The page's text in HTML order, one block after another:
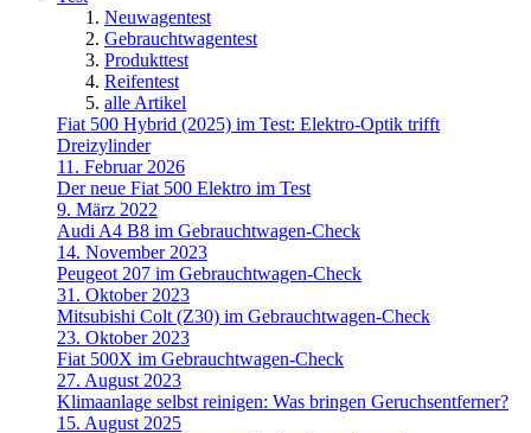
Neuwagentest
Gebrauchtwagentest
Produkttest
Reifentest
alle Artikel
Fiat 500 Hybrid (2025) im Test: Elektro-Optik trifft
Dreizylinder
11. Februar 2026
Der neue Fiat 500 Elektro im Test
9. März 2022
Audi A4 B8 im Gebrauchtwagen-Check
14. November 2023
Peugeot 207 im Gebrauchtwagen-Check
31. Oktober 2023
Mitsubishi Colt (Z30) im Gebrauchtwagen-Check
23. Oktober 2023
Fiat 500X im Gebrauchtwagen-Check
27. August 2023
Klimaanlage selbst reinigen: Was bringen Geruchsentferner?
15. August 2025